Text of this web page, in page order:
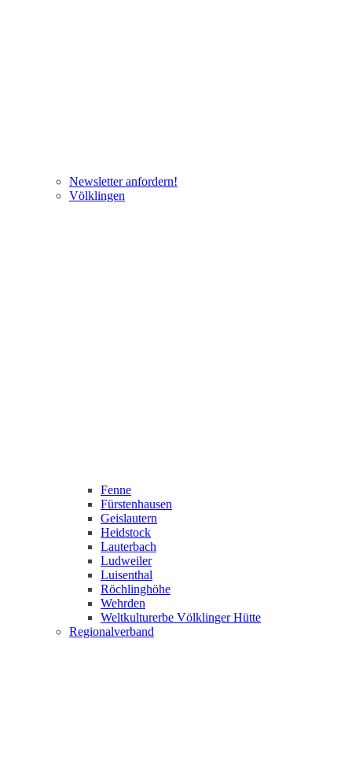
Newsletter anfordern!
Völklingen
Fenne
Fürstenhausen
Geislautern
Heidstock
Lauterbach
Ludweiler
Luisenthal
Röchlinghöhe
Wehrden
Weltkulturerbe Völklinger Hütte
Regionalverband